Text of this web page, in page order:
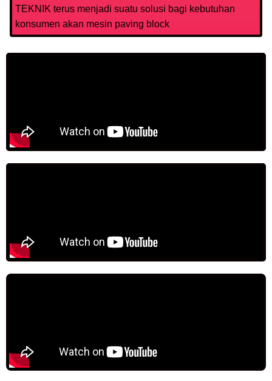
TEKNIK terus menjadi suatu solusi bagi kebutuhan
konsumen akan mesin paving block